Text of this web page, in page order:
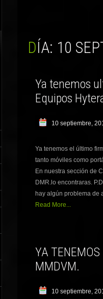
DÍA: 10
Ya tenemos
Equipos
10 septiembre,
Ya tenemos el último
tanto móviles como
En nuestra sección de
DMR.lo encontraras.
hay algún problema
Read More...
YA
MMDVM.
10 septiembre,